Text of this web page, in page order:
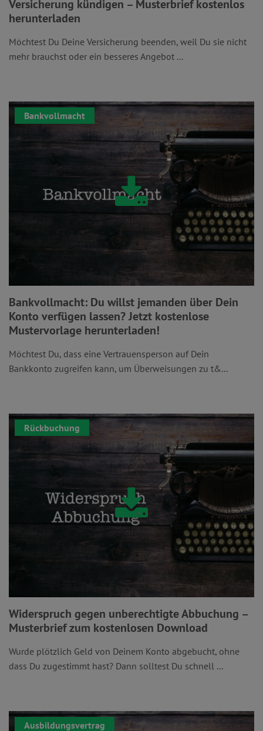
Versicherung kündigen – Musterbrief kostenlos
herunterladen
Möchtest Du Deine Versicherung beenden, weil Du sie nicht
mehr brauchst oder ein besseres Angebot ...
Bankvollmacht
Bankvollmacht: Du willst jemanden über Dein
Konto verfügen lassen? Jetzt kostenlose
Mustervorlage herunterladen!
Möchtest Du, dass eine Vertrauensperson auf Dein
Bankkonto zugreifen kann, um Überweisungen zu t&...
Rückbuchung
Widerspruch gegen unberechtigte Abbuchung –
Musterbrief zum kostenlosen Download
Wurde plötzlich Geld von Deinem Konto abgebucht, ohne
dass Du zugestimmt hast? Dann solltest Du schnell ...
Ausbildungsvertrag